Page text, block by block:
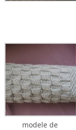
modele de